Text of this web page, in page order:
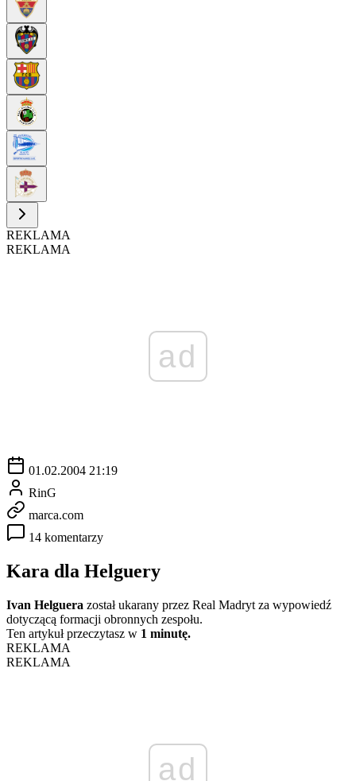
REKLAMA
REKLAMA
ad
01.02.2004 21:19
RinG
marca.com
14 komentarzy
Kara dla Helguery
Ivan Helguera został ukarany przez Real Madryt za wypowiedź
dotyczącą formacji obronnych zespołu.
Ten artykuł przeczytasz w 1 minutę.
REKLAMA
REKLAMA
ad